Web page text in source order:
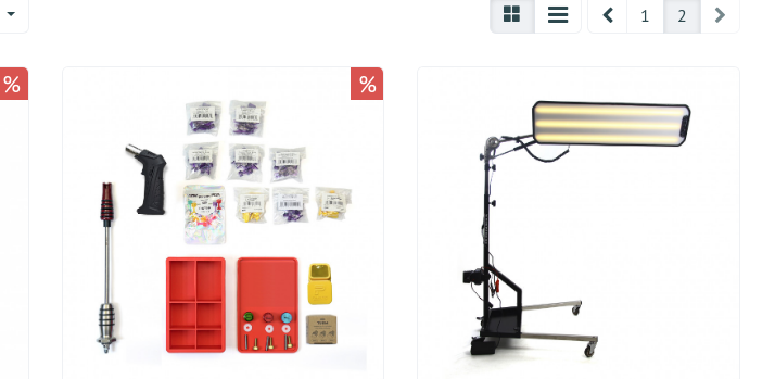
Prev1 2 Next
% %